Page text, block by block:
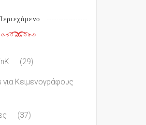
(29)
Κειμενογράφους
(37)